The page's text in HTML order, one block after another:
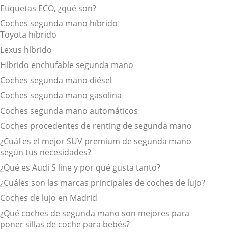
Etiquetas ECO, ¿qué son?
Coches segunda mano híbrido
Toyota híbrido
Lexus híbrido
Híbrido enchufable segunda mano
Coches segunda mano diésel
Coches segunda mano gasolina
Coches segunda mano automáticos
Coches procedentes de renting de segunda mano
¿Cuál es el mejor SUV premium de segunda mano
según tus necesidades?
¿Qué es Audi S line y por qué gusta tanto?
¿Cuáles son las marcas principales de coches de lujo?
Coches de lujo en Madrid
¿Qué coches de segunda mano son mejores para
poner sillas de coche para bebés?